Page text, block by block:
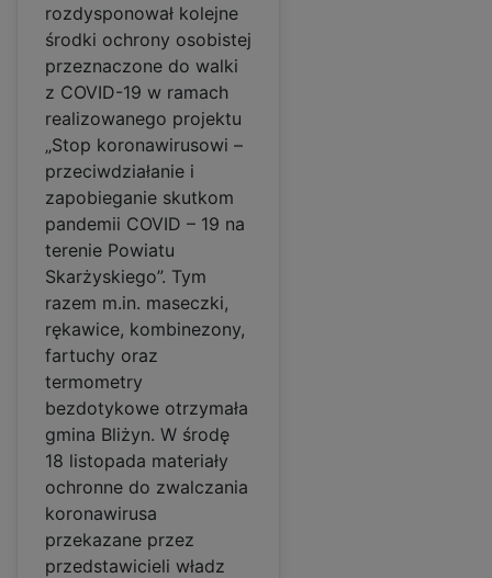
rozdysponował kolejne
środki ochrony osobistej
przeznaczone do walki
z COVID-19 w ramach
realizowanego projektu
„Stop koronawirusowi –
przeciwdziałanie i
zapobieganie skutkom
pandemii COVID – 19 na
terenie Powiatu
Skarżyskiego”. Tym
razem m.in. maseczki,
rękawice, kombinezony,
fartuchy oraz
termometry
bezdotykowe otrzymała
gmina Bliżyn. W środę
18 listopada materiały
ochronne do zwalczania
koronawirusa
przekazane przez
przedstawicieli władz